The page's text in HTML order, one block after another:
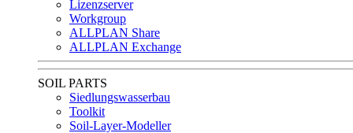
Lizenzserver
Workgroup
ALLPLAN Share
ALLPLAN Exchange
SOIL PARTS
Siedlungswasserbau
Toolkit
Soil-Layer-Modeller